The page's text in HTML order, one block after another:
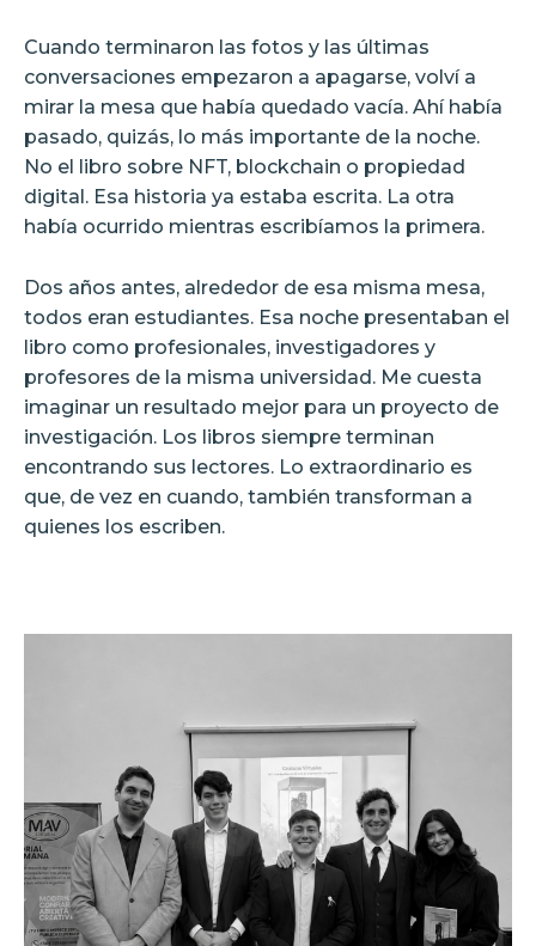
Cuando terminaron las fotos y las últimas
conversaciones empezaron a apagarse, volví a
mirar la mesa que había quedado vacía. Ahí había
pasado, quizás, lo más importante de la noche.
No el libro sobre NFT, blockchain o propiedad
digital. Esa historia ya estaba escrita. La otra
había ocurrido mientras escribíamos la primera.
Dos años antes, alrededor de esa misma mesa,
todos eran estudiantes. Esa noche presentaban el
libro como profesionales, investigadores y
profesores de la misma universidad. Me cuesta
imaginar un resultado mejor para un proyecto de
investigación. Los libros siempre terminan
encontrando sus lectores. Lo extraordinario es
que, de vez en cuando, también transforman a
quienes los escriben.